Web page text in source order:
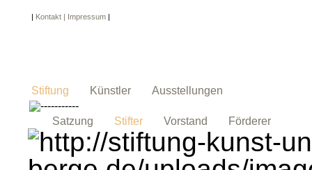
| Kontakt | Impressum |
Stiftung Künstler Ausstellungen
Satzung Stifter Vorstand Förderer